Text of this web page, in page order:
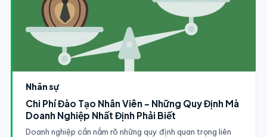
Nhân sự
Chi Phí Đào Tạo Nhân Viên - Những Quy Định Mà
Doanh Nghiệp Nhất Định Phải Biết
Doanh nghiệp cần nắm rõ những quy định quan trọng liên